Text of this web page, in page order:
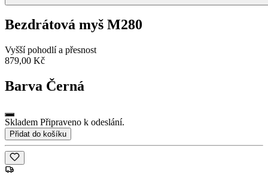
Bezdrátová myš M280
Vyšší pohodlí a přesnost
879,00 Kč
Barva Černá
Skladem Připraveno k odeslání.
Přidat do košíku